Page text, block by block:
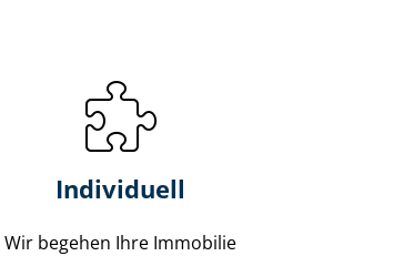
Individuell
Wir begehen Ihre Immobilie